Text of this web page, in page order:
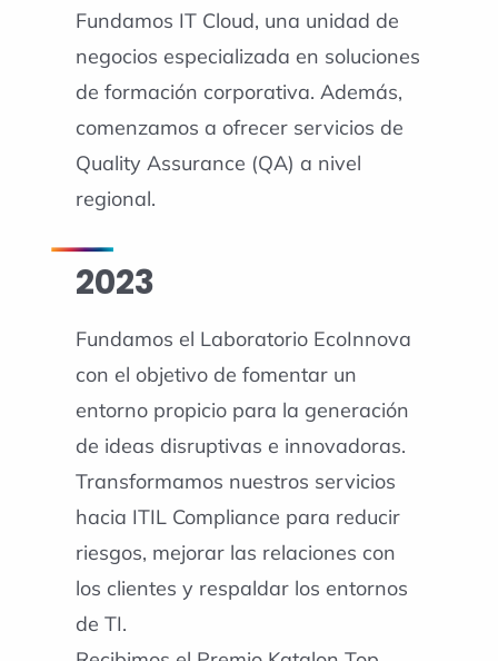
Fundamos IT Cloud, una unidad de
negocios especializada en soluciones
de formación corporativa. Además,
comenzamos a ofrecer servicios de
Quality Assurance (QA) a nivel
regional.
2023
Fundamos el Laboratorio EcoInnova
con el objetivo de fomentar un
entorno propicio para la generación
de ideas disruptivas e innovadoras.
Transformamos nuestros servicios
hacia ITIL Compliance para reducir
riesgos, mejorar las relaciones con
los clientes y respaldar los entornos
de TI.